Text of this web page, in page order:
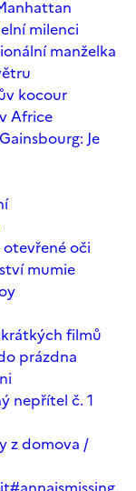
milenci
manželka
kocour
Africe
Je
oči
mumie
filmů
prázdna
nepřítel č. 1
z domova /